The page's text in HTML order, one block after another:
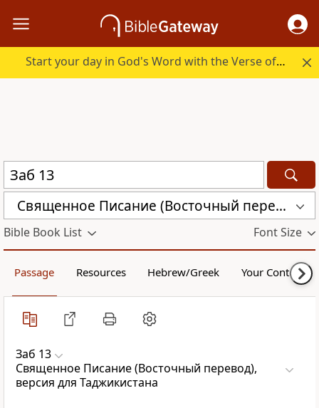
Start your day in God's Word with the Verse of the Day.
Священное Писание (Восточный перевод), версия для Таджикистана (CARST)
Bible Book List Font Size
Passage Resources Hebrew/Greek Your Content
Заб 13
Священное Писание (Восточный перевод),
версия для Таджикистана